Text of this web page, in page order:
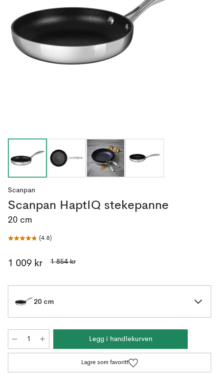
Scanpan
Scanpan HaptIQ stekepanne
20 cm
(4.8)
1 009 kr 1 854 kr
20 cm
Legg i handlekurven
Lagre som favoritt